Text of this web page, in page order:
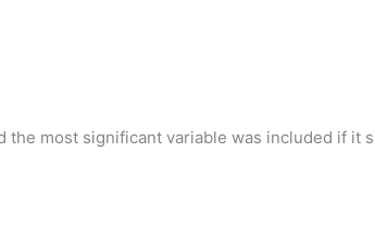
the most significant variable was included if it